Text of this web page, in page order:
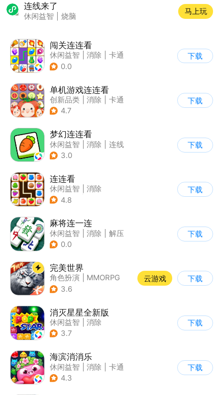
连线来了
休闲益智 烧脑
马上玩
闯关连连看
休闲益智 消除
卡通
| 连线
0.0
下载
单机游戏连连看
创新品类 消除
卡通
| 单机
4.7
下载
梦幻连连看
休闲益智 消除
连线
3.0
下载
连连看
休闲益智
消除
| 多比特
4.8
下载
麻将连一连
休闲益智 消除
解压
| 中国风
0.0
下载
完美世界
角色扮演
MMORPG
| 奇幻
3.6
云游戏 下载
消灭星星全新版
休闲益智
消除
3.7
下载
海滨消消乐
休闲益智 消除
卡通
| 乐元素
4.3
下载